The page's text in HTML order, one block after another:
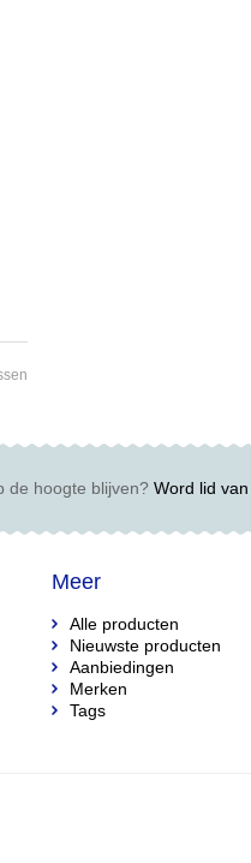
de hoogte blijven?Word lid van
Meer
Alle producten
Nieuwste producten
Aanbiedingen
Merken
Tags